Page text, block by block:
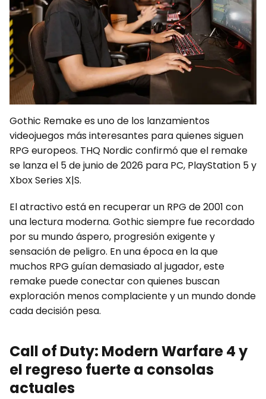
Gothic Remake es uno de los lanzamientos
videojuegos más interesantes para quienes siguen
RPG europeos. THQ Nordic confirmó que el remake
se lanza el 5 de junio de 2026 para PC, PlayStation 5 y
Xbox Series X|S.
El atractivo está en recuperar un RPG de 2001 con
una lectura moderna. Gothic siempre fue recordado
por su mundo áspero, progresión exigente y
sensación de peligro. En una época en la que
muchos RPG guían demasiado al jugador, este
remake puede conectar con quienes buscan
exploración menos complaciente y un mundo donde
cada decisión pesa.
Call of Duty: Modern Warfare 4 y
el regreso fuerte a consolas
actuales